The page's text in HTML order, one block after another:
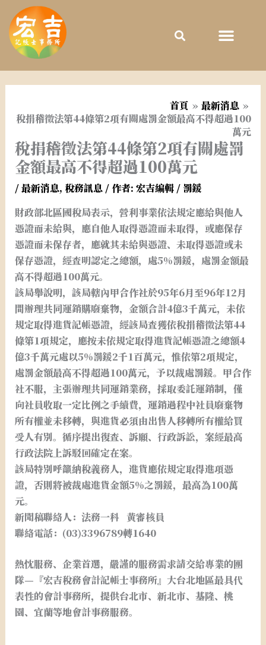
內
容
首頁
最新消息
稅捐稽徵法第44條第2項有關處罰金額最高不得超過100
萬元
稅捐稽徵法第44條第2項有關處罰
金額最高不得超過100萬元
/最新消息, 稅務訊息/ 作者: 宏吉編輯 / 罰鍰
財政部北區國稅局表示，營利事業依法規定應給與他人
憑證而未給與，應自他人取得憑證而未取得，或應保存
憑證而未保存者，應就其未給與憑證、未取得憑證或未
保存憑證，經查明認定之總額，處5%罰鍰，處罰金額最
高不得超過100萬元。
該局舉說明，該局轄內甲合作社於95年6月至96年12月
間辦理共同運銷購廢棄物，金額合計4億3千萬元，未依
規定取得進貨記帳憑證，經該局查獲依稅捐稽徵法第44
條第1項規定，應按未依規定取得進貨記帳憑證之總額4
億3千萬元處以5%罰鍰2千1百萬元，惟依第2項規定，
處罰金額最高不得超過100萬元，予以裁處罰鍰。甲合作
社不服，主張辦理共同運銷業務，採取委託運銷制，僅
向社員收取一定比例之手續費，運銷過程中社員廢棄物
所有權並未移轉，與進貨必須由出售人移轉所有權給買
受人有別。循序提出復查、訴願、行政訴訟，案經最高
行政法院上訴駁回確定在案。
該局特別呼籲納稅義務人，進貨應依規定取得進項憑
證，否則將被裁處進貨金額5%之罰鍰，最高為100萬
元。
新聞稿聯絡人：法務一科 黃審核員
聯絡電話：(03)3396789轉1640
熱忱服務、企業首選，嚴謹的服務需求請交給專業的團
隊—『宏吉稅務會計記帳士事務所』大台北地區最具代
表性的會計事務所，提供台北市、新北市、基隆、桃
園、宜蘭等地會計事務服務。